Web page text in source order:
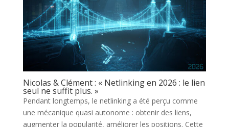
Nicolas & Clément : « Netlinking en 2026 : le lien
seul ne suffit plus. »
Pendant longtemps, le netlinking a été perçu comme
une mécanique quasi autonome : obtenir des liens,
augmenter la popularité, améliorer les positions. Cette